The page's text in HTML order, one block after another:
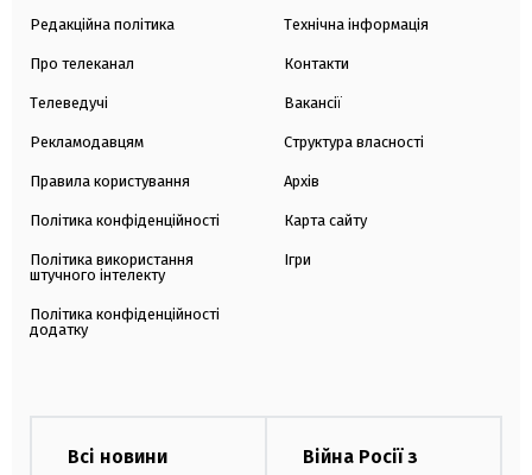
Редакційна політика
Про телеканал
Телеведучі
Рекламодавцям
Правила користування
Політика конфіденційності
Політика використання
штучного інтелекту
Політика конфіденційності
додатку
Технічна інформація
Контакти
Вакансії
Структура власності
Архів
Карта сайту
Ігри
Всі новини
Війна Росії з